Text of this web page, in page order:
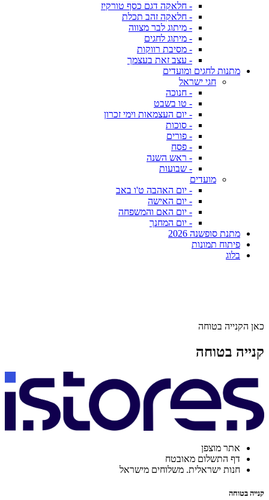
- חלאקה דגם כסף טורקיז
- חלאקה זהב תכלת
- מיתוג לבר מצווה
- מיתוג לחגים
- מסיבת רווקות
- עצב זאת בעצמך
מתנות לחגים ומועדים
חגי ישראל
- חנוכה
- טו בשבט
- יום העצמאות וימי זכרון
- סוכות
- פורים
- פסח
- ראש השנה
- שבועות
מועדים
- יום האהבה ט'ו באב
- יום האישה
- יום האם והמשפחה
- יום המחנך
מתנת סופשנה 2026
פיתוח תמונות
בלוג
כאן הקנייה בטוחה
קנייה בטוחה
אתר מוצפן
דף התשלום מאובטח
חנות ישראלית. משלוחים מישראל
קנייה בטוחה